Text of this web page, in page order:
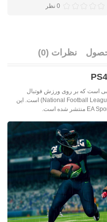
0 نظر
نظرات (0)
است که بر روی ورزش فوتبال
آمریکایی (راگبی) تمرکز دارد. NFL مخفف (National Football League) است. این
.